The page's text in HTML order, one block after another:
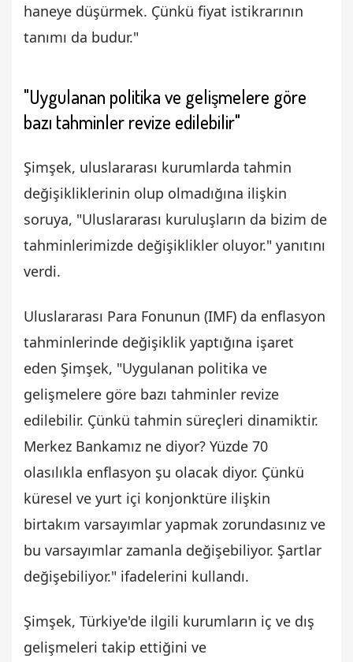
haneye düşürmek. Çünkü fiyat istikrarının
tanımı da budur."
"Uygulanan politika ve gelişmelere göre
bazı tahminler revize edilebilir"
Şimşek, uluslararası kurumlarda tahmin
değişikliklerinin olup olmadığına ilişkin
soruya, "Uluslararası kuruluşların da bizim de
tahminlerimizde değişiklikler oluyor." yanıtını
verdi.
Uluslararası Para Fonunun (IMF) da enflasyon
tahminlerinde değişiklik yaptığına işaret
eden Şimşek, "Uygulanan politika ve
gelişmelere göre bazı tahminler revize
edilebilir. Çünkü tahmin süreçleri dinamiktir.
Merkez Bankamız ne diyor? Yüzde 70
olasılıkla enflasyon şu olacak diyor. Çünkü
küresel ve yurt içi konjonktüre ilişkin
birtakım varsayımlar yapmak zorundasınız ve
bu varsayımlar zamanla değişebiliyor. Şartlar
değişebiliyor." ifadelerini kullandı.
Şimşek, Türkiye'de ilgili kurumların iç ve dış
gelişmeleri takip ettiğini ve